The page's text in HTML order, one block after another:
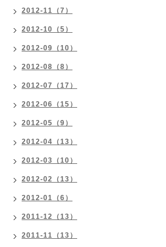
2012-11（7）
2012-10（5）
2012-09（10）
2012-08（8）
2012-07（17）
2012-06（15）
2012-05（9）
2012-04（13）
2012-03（10）
2012-02（13）
2012-01（6）
2011-12（13）
2011-11（13）